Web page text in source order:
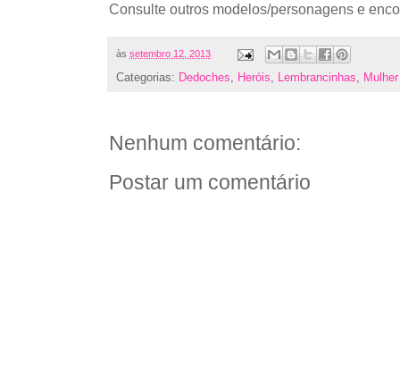
Consulte outros modelos/personagens e
às setembro 12, 2013
Categorias: Dedoches, Heróis, Lembrancinhas,
Nenhum comentário:
Postar um comentário